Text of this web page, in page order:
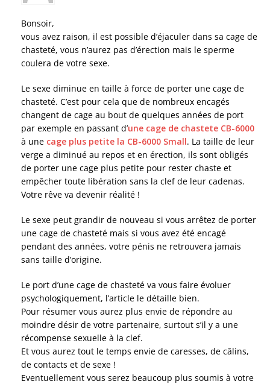
Bonsoir,
vous avez raison, il est possible d’éjaculer dans sa cage de
chasteté, vous n’aurez pas d’érection mais le sperme
coulera de votre sexe.
Le sexe diminue en taille à force de porter une cage de
chasteté. C’est pour cela que de nombreux encagés
changent de cage au bout de quelques années de port
par exemple en passant d’une cage de chastete CB-6000
à une cage plus petite la CB-6000 Small. La taille de leur
verge a diminué au repos et en érection, ils sont obligés
de porter une cage plus petite pour rester chaste et
empêcher toute libération sans la clef de leur cadenas.
Votre rêve va devenir réalité !
Le sexe peut grandir de nouveau si vous arrêtez de porter
une cage de chasteté mais si vous avez été encagé
pendant des années, votre pénis ne retrouvera jamais
sans taille d’origine.
Le port d’une cage de chasteté va vous faire évoluer
psychologiquement, l’article le détaille bien.
Pour résumer vous aurez plus envie de répondre au
moindre désir de votre partenaire, surtout s’il y a une
récompense sexuelle à la clef.
Et vous aurez tout le temps envie de caresses, de câlins,
de contacts et de sexe !
Eventuellement vous serez beaucoup plus soumis à votre